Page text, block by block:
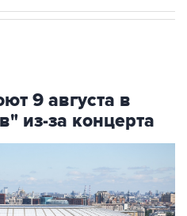
9 августа в
из-за концерта